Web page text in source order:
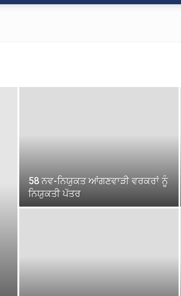
58 ਨਵ-ਨਿਯੁਕਤ ਆਂਗਣਵਾੜੀ ਵਰਕਰਾਂ ਨੂੰ
ਨਿਯੁਕਤੀ ਪੱਤਰ